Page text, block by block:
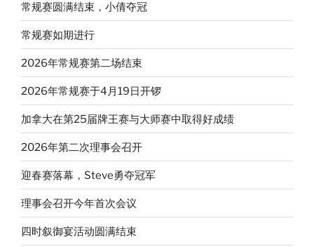
常规赛圆满结束，小倩夺冠
常规赛如期进行
2026年常规赛第二场结束
2026年常规赛于4月19日开锣
加拿大在第25届牌王赛与大师赛中取得好成绩
2026年第二次理事会召开
迎春赛落幕，Steve勇夺冠军
理事会召开今年首次会议
四时叙御宴活动圆满结束